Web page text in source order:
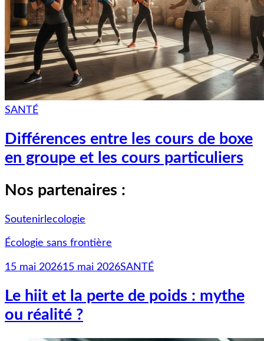
SANTÉ
Différences entre les cours de boxe
en groupe et les cours particuliers
Nos partenaires :
Soutenirlecologie
Écologie sans frontière
Le
de
l’emploi
15 mai 202615 mai 2026SANTÉ
Le hiit et la perte de poids : mythe
ou réalité ?